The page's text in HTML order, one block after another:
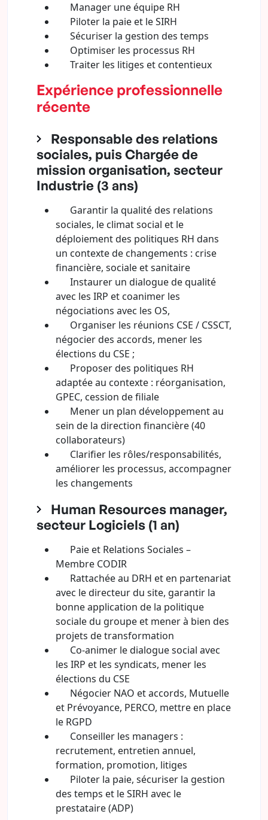
Manager une équipe RH
Piloter la paie et le SIRH
Sécuriser la gestion des temps
Optimiser les processus RH
Traiter les litiges et contentieux
Expérience professionnelle
récente
Responsable des relations
sociales, puis Chargée de
mission organisation, secteur
Industrie (3 ans)
Garantir la qualité des relations
sociales, le climat social et le
déploiement des politiques RH dans
un contexte de changements : crise
financière, sociale et sanitaire
Instaurer un dialogue de qualité
avec les IRP et coanimer les
négociations avec les OS,
Organiser les réunions CSE / CSSCT,
négocier des accords, mener les
élections du CSE ;
Proposer des politiques RH
adaptée au contexte : réorganisation,
GPEC, cession de filiale
Mener un plan développement au
sein de la direction financière (40
collaborateurs)
Clarifier les rôles/responsabilités,
améliorer les processus, accompagner
les changements
Human Resources manager,
secteur Logiciels (1 an)
Paie et Relations Sociales –
Membre CODIR
Rattachée au DRH et en partenariat
avec le directeur du site, garantir la
bonne application de la politique
sociale du groupe et mener à bien des
projets de transformation
Co-animer le dialogue social avec
les IRP et les syndicats, mener les
élections du CSE
Négocier NAO et accords, Mutuelle
et Prévoyance, PERCO, mettre en place
le RGPD
Conseiller les managers :
recrutement, entretien annuel,
formation, promotion, litiges
Piloter la paie, sécuriser la gestion
des temps et le SIRH avec le
prestataire (ADP)